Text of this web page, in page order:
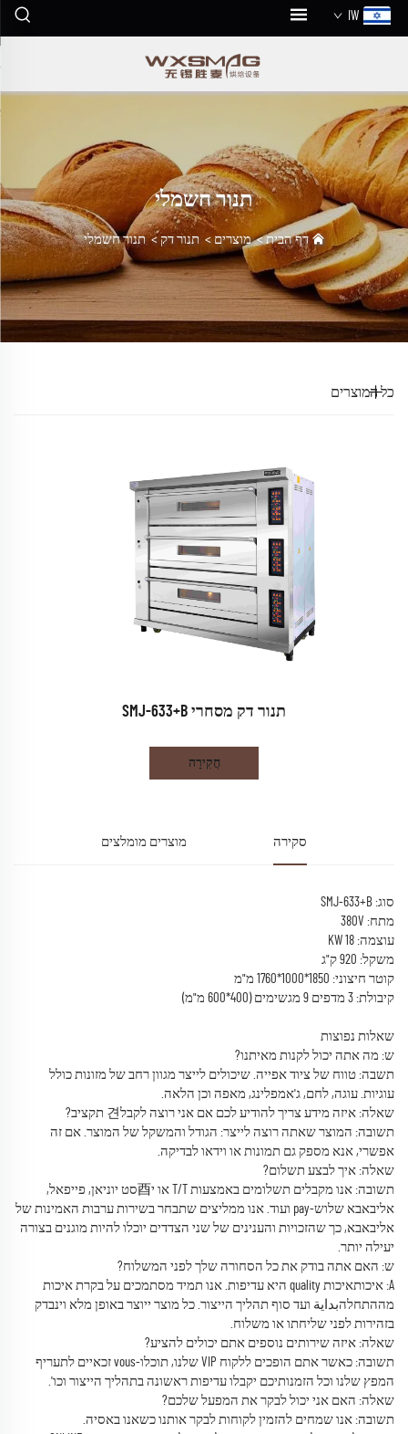
IW
תנור חשמלי
דף הבית>מוצרים >תנור דק>תנור חשמלי
כל המוצרים
תנור דק מסחרי SMJ-633+B
חֲקִירָה
סקירה מוצרים מומלצים
סוג: SMJ-633+B
מתח: 380V
עוצמה: 18 KW
משקל: 920 ק"ג
קוטר חיצוני: 1850*1000*1760 מ"מ
קיבולת: 3 מדפים 9 מגשימים (400*600 מ"מ)
שאלות נפוצות
ש: מה אתה יכול לקנות מאיתנו?
תשבה: טווח של ציוד אפייה. שיכולים לייצר מגוון רחב של מזונות כולל
עוגיות. עוגה, לחם, ג'אמפלינג, מאפה וכן הלאה.
שאלה: איזה מידע צריך להודיע לכם אם אני רוצה לקבל견 תקציב?
תשובה: המוצר שאתה רוצה לייצר: הגודל והמשקל של המוצר. אם זה
אפשרי, אנא מספק גם תמונות או וידאו לבדיקה.
שאלה: איך לבצע תשלום?
תשובה: אנו מקבלים תשלומים באמצעות T/T או י酉סט יוניאן, פייפאל,
אליבאבא שלוש-pay ועוד. אנו ממליצים שתבחר בשירות ערבות האמינות של
אליבאבא, כך שהזכויות והענינים של שני הצדדים יוכלו להיות מוגנים בצורה
יעילה יותר.
ש: האם אתה בודק את כל הסחורה שלך לפני המשלוח?
A: איכותאיכות quality היא עדיפות. אנו תמיד מסתמכים על בקרת איכות
מההתחלהبداية ועד סוף תהליך הייצור. כל מוצר ייוצר באופן מלא וינבדק
בזהירות לפני שליחתו או משלוח.
שאלה: איזה שירותים נוספים אתם יכולים להציע?
תשובה: כאשר אתם הופכים ללקוח VIP שלנו, תוכלו-vous זכאיים לתעריף
המפץ שלנו וכל הזמנותיכם יקבלו עדיפות ראשונה בתהליך הייצור וכו'.
שאלה: האם אני יכול לבקר את המפעל שלכם?
תשובה: אנו שמחים להזמין לקוחות לבקר אותנו כשאנו באסיה.